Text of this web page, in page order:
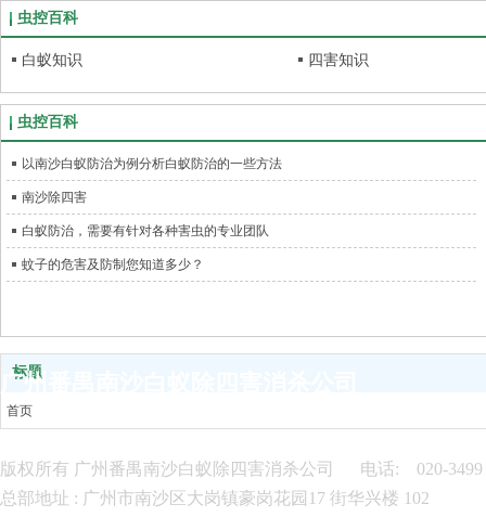
虫控百科
白蚁知识 四害知识
虫控百科
以南沙白蚁防治为例分析白蚁防治的一些方法
南沙除四害
白蚁防治，需要有针对各种害虫的专业团队
蚊子的危害及防制您知道多少？
标题
首页
服务项目
案例中心
广州番禺南沙白蚁除四害消杀公司
版权所有 广州番禺南沙白蚁除四害消杀公司 电话: 020-
总部地址 : 广州市南沙区大岗镇豪岗花园17 街华兴楼 102